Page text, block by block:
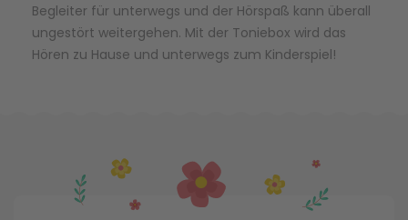
Begleiter für unterwegs und der Hörspaß kann überall
ungestört weitergehen. Mit der Toniebox wird das
Hören zu Hause und unterwegs zum Kinderspiel!